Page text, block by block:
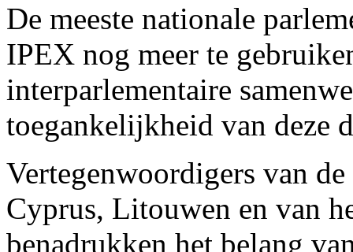
De meeste nationale
IPEX nog meer te
interparlementaire
toegankelijkheid van deze
Vertegenwoordigers van
Cyprus, Litouwen en van
benadrukken het belang